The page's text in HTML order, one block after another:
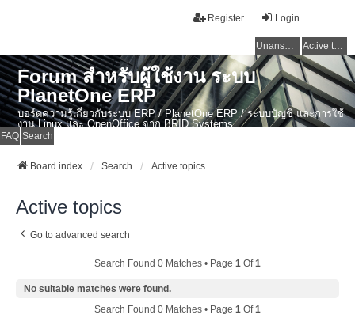
Login
Register
Unanswered topics Active topics
Forum สำหรับผู้ใช้งาน ระบบ
PlanetOne ERP
บอร์ดความรู้เกี่ยวกับระบบ ERP / PlanetOne ERP / ระบบบัญชี และการใช้
งาน Linux และ OpenOffice จาก BRID Systems
FAQ Search
Board index Search Active topics
Active topics
Go to advanced search
Search Found 0 Matches • Page 1 Of1
No suitable matches were found.
Search Found 0 Matches • Page 1 Of1